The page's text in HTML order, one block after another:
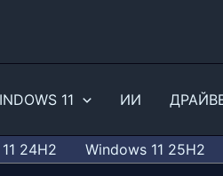
11 ИИ
24H2 Windows 11 25H2